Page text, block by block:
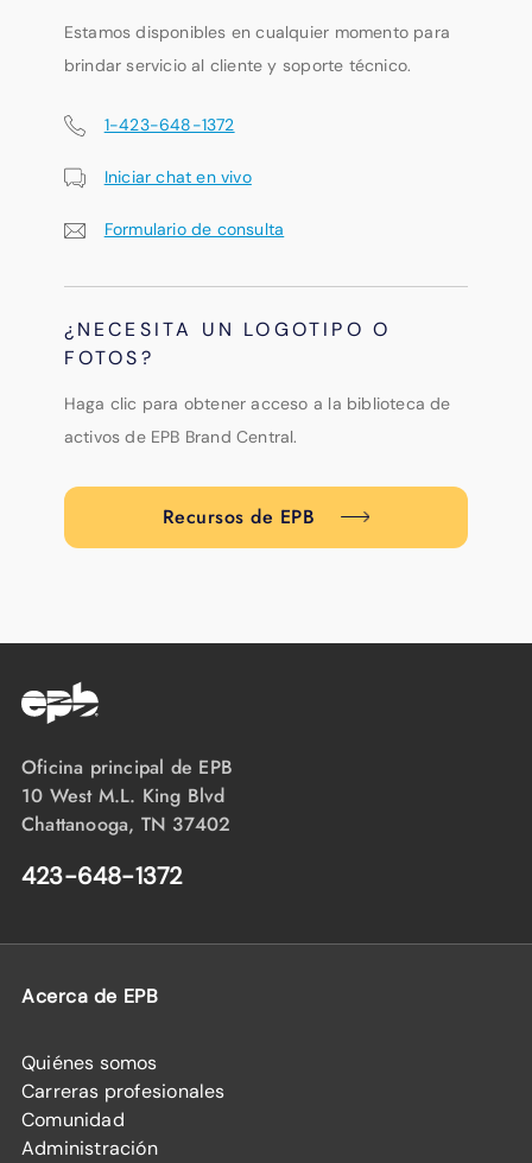
Estamos disponibles en cualquier momento para
brindar servicio al cliente y soporte técnico.
1-423-648-1372
Iniciar chat en vivo
Formulario de consulta
¿NECESITA UN LOGOTIPO O
FOTOS?
Haga clic para obtener acceso a la biblioteca de
activos de EPB Brand Central.
Recursos de EPB
Oficina principal de EPB
10 West M.L. King Blvd
Chattanooga, TN 37402
423-648-1372
Acerca de EPB
Quiénes somos
Carreras profesionales
Comunidad
Administración